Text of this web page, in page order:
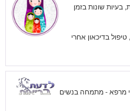
בעיות שונות בזמן
בדיכאון אחרי
מרפא - מתמחה בנשים